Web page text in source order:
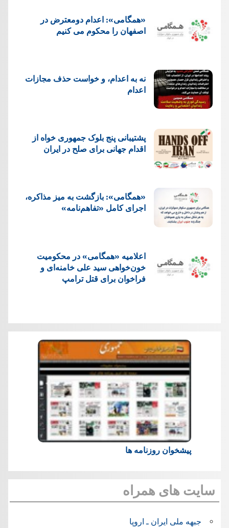
«همگامی»: اعدام دومعترض در
اصفهان را محکوم می کنیم
نه به اعدام، و خواست حذف مجازات
اعدام
پشتيبانی پنج بلوک جمهوری خواه از
اقدام جهانی برای صلح در ایران
«همگامی»: بازگشت به میز مذاکره،
اجرای کامل «تفاهم‌نامه»
اعلامیه «همگامی» در محکومیت
خون‌خواهی سید علی خامنه‌ای و
فراخوان برای قتل ترامپ
پیشخوان روزنامه ها
سایت های همراه
جبهه ملی ایران ـ اروپا